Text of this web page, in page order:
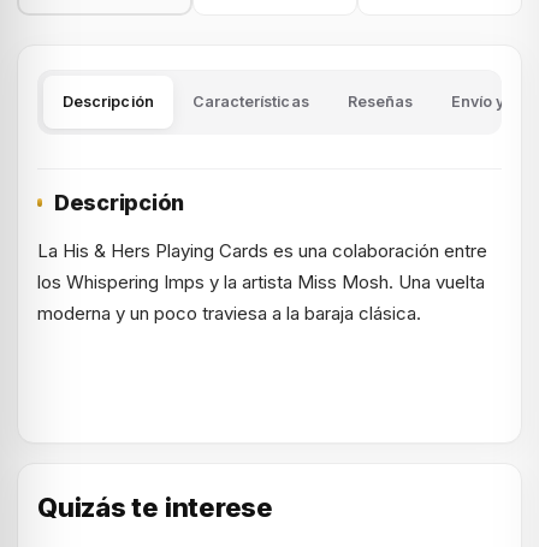
Descripción Características Reseñas Envío y
Descripción
La His & Hers Playing Cards es una colaboración entre
los Whispering Imps y la artista Miss Mosh. Una vuelta
moderna y un poco traviesa a la baraja clásica.
Quizás te interese